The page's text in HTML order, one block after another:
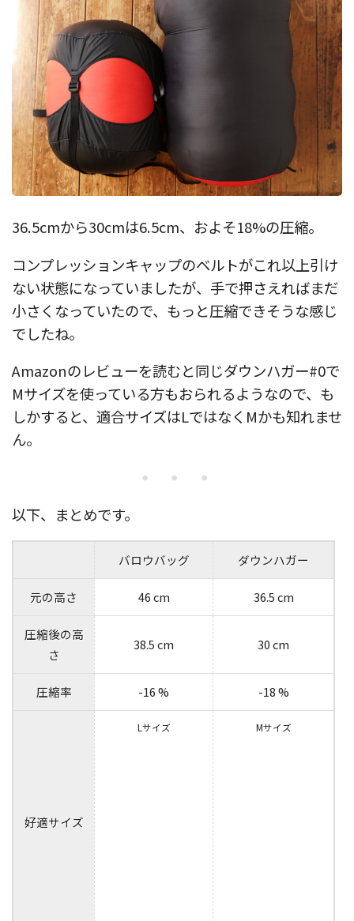
36.5cmから30cmは6.5cm、およそ18%の圧縮。
コンプレッションキャップのベルトがこれ以上引け
ない状態になっていましたが、手で押さえればまだ
小さくなっていたので、もっと圧縮できそうな感じ
でしたね。
Amazonのレビューを読むと同じダウンハガー#0で
Mサイズを使っている方もおられるようなので、も
しかすると、適合サイズはLではなくMかも知れませ
ん。
・・・
以下、まとめです。
バロウバッグ ダウンハガー
元の高さ 46 cm 36.5 cm
圧縮後の高
さ
38.5 cm 30 cm
圧縮率 -16 % -18 %
好適サイズ
Lサイズ Mサイズ